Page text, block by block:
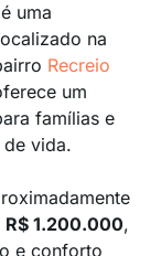
é uma
na
Recreio
um
famílias e
vida.
R$ 1.200.000,
e conforto